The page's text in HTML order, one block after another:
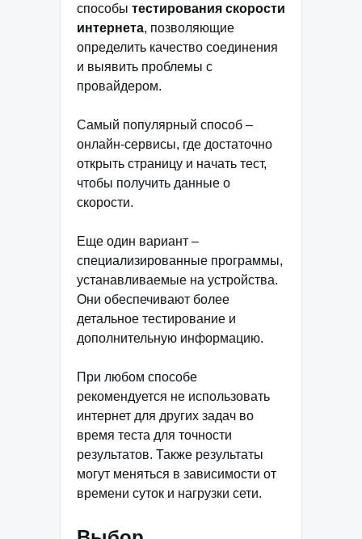
способы тестирования скорости
интернета, позволяющие
определить качество соединения
и выявить проблемы с
провайдером.
Самый популярный способ –
онлайн-сервисы, где достаточно
открыть страницу и начать тест,
чтобы получить данные о
скорости.
Еще один вариант –
специализированные программы,
устанавливаемые на устройства.
Они обеспечивают более
детальное тестирование и
дополнительную информацию.
При любом способе
рекомендуется не использовать
интернет для других задач во
время теста для точности
результатов. Также результаты
могут меняться в зависимости от
времени суток и нагрузки сети.